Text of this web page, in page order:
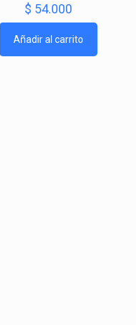
$ 54.000
Añadir al carrito